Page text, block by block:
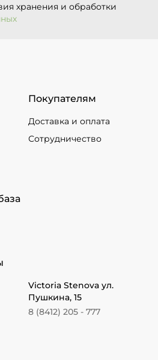
хранения и обработки
Покупателям
Доставка и оплата
Сотрудничество
Victoria Stenova ул.
Пушкина, 15
8 (8412) 205 - 777